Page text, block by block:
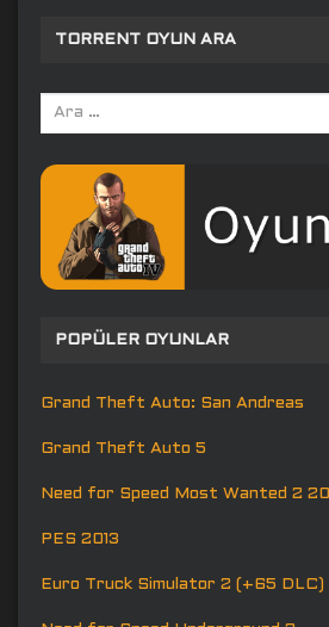
TORRENT OYUN ARA
Arama
yap:
POPÜLER OYUNLAR
Grand Theft Auto: San Andreas
Grand Theft Auto 5
Need for Speed Most Wanted 2
PES 2013
Euro Truck Simulator 2 (+65 DLC)